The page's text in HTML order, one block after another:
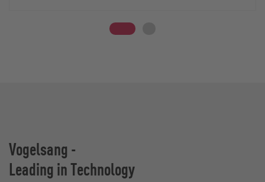
Vogelsang -
Leading in Technology